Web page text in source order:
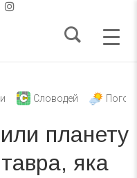
Словодей
планету
яка